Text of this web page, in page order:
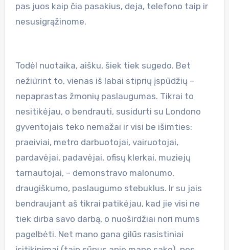
pas juos kaip čia pasakius, deja, telefono taip ir
nesusigrąžinome.
Todėl nuotaika, aišku, šiek tiek sugedo. Bet
nežiūrint to, vienas iš labai stiprių įspūdžių –
nepaprastas žmonių paslaugumas. Tikrai to
nesitikėjau, o bendrauti, susidurti su Londono
gyventojais teko nemažai ir visi be išimties:
praeiviai, metro darbuotojai, vairuotojai,
pardavėjai, padavėjai, ofisų klerkai, muziejų
tarnautojai, – demonstravo malonumo,
draugiškumo, paslaugumo stebuklus. Ir su jais
bendraujant aš tikrai patikėjau, kad jie visi ne
tiek dirba savo darbą, o nuoširdžiai nori mums
pagelbėti. Net mano gana gilūs rasistiniai